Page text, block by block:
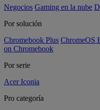
Negocios Gaming en la nube
Por solución
Chromebook Plus ChromeOS
on Chromebook
Por serie
Acer Iconia
Pro categoría